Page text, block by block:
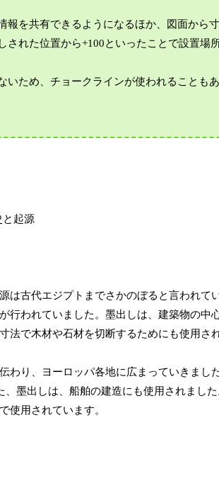
報を共有できるようになるほか、図面から
れた位置から+100といったことで設置場
いため、チョークラインが使われることも
は古代エジプトまでさかのぼると言われて
行われていました。墨出しは、建築物の中
で木材や石材を切断するためにも使用さ
わり、ヨーロッパ各地に広まっていきまし
墨出しは、船舶の建造にも使用されまし
使用されています。